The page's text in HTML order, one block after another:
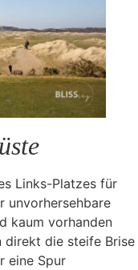
Links-Platzes für
unvorhersehbare
kaum vorhanden
direkt die steife Brise
eine Spur